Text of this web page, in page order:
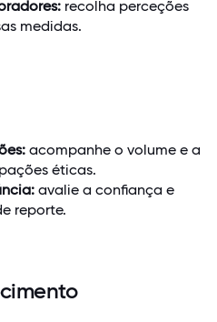
recolha perceções
medidas.
acompanhe o volume e a
éticas.
avalie a confiança e
reporte.